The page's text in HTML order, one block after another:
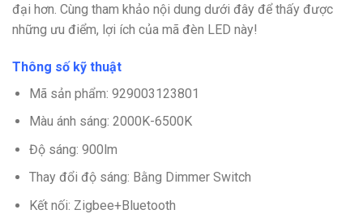
đại hơn. Cùng tham khảo nội dung dưới đây để thấy được
những ưu điểm, lợi ích của mã đèn LED này!
Thông số kỹ thuật
Mã sản phẩm: 929003123801
Màu ánh sáng: 2000K-6500K
Độ sáng: 900lm
Thay đổi độ sáng: Bằng Dimmer Switch
Kết nối: Zigbee+Bluetooth